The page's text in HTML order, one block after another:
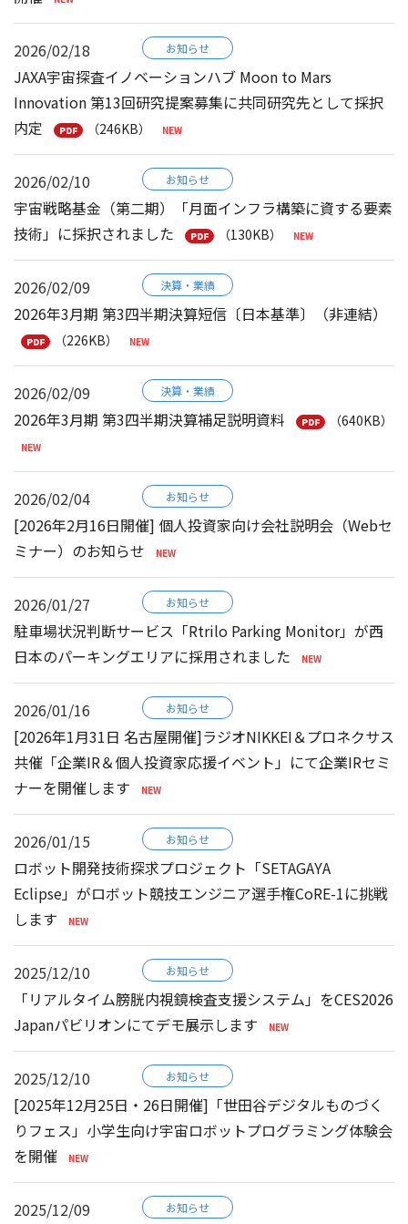
2026/02/18 お知らせ
JAXA宇宙探査イノベーションハブ Moon to Mars
Innovation 第13回研究提案募集に共同研究先として採択
内定
（246KB）
2026/02/10 お知らせ
宇宙戦略基金（第二期）「月面インフラ構築に資する要素
技術」に採択されました
（130KB）
2026/02/09 決算・業績
2026年3月期 第3四半期決算短信〔日本基準〕（非連結）
（226KB）
2026/02/09 決算・業績
2026年3月期 第3四半期決算補足説明資料 （640KB）
2026/02/04 お知らせ
[2026年2月16日開催] 個人投資家向け会社説明会（Webセ
ミナー）のお知らせ
2026/01/27 お知らせ
駐車場状況判断サービス「Rtrilo Parking Monitor」が西
日本のパーキングエリアに採用されました
2026/01/16 お知らせ
[2026年1月31日 名古屋開催]ラジオNIKKEI＆プロネクサス
共催「企業IR＆個人投資家応援イベント」にて企業IRセミ
ナーを開催します
2026/01/15 お知らせ
ロボット開発技術探求プロジェクト「SETAGAYA
Eclipse」がロボット競技エンジニア選手権CoRE-1に挑戦
します
2025/12/10 お知らせ
「リアルタイム膀胱内視鏡検査支援システム」をCES2026
Japanパビリオンにてデモ展示します
2025/12/10 お知らせ
[2025年12月25日・26日開催]「世田谷デジタルものづく
りフェス」小学生向け宇宙ロボットプログラミング体験会
を開催
2025/12/09 お知らせ